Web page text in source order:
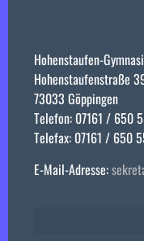
Hohenstaufen-
Hohenstaufenstraße
73033 Göppingen
Telefon: 07161 / 650
Telefax: 07161 / 650
E-Mail-Adresse: